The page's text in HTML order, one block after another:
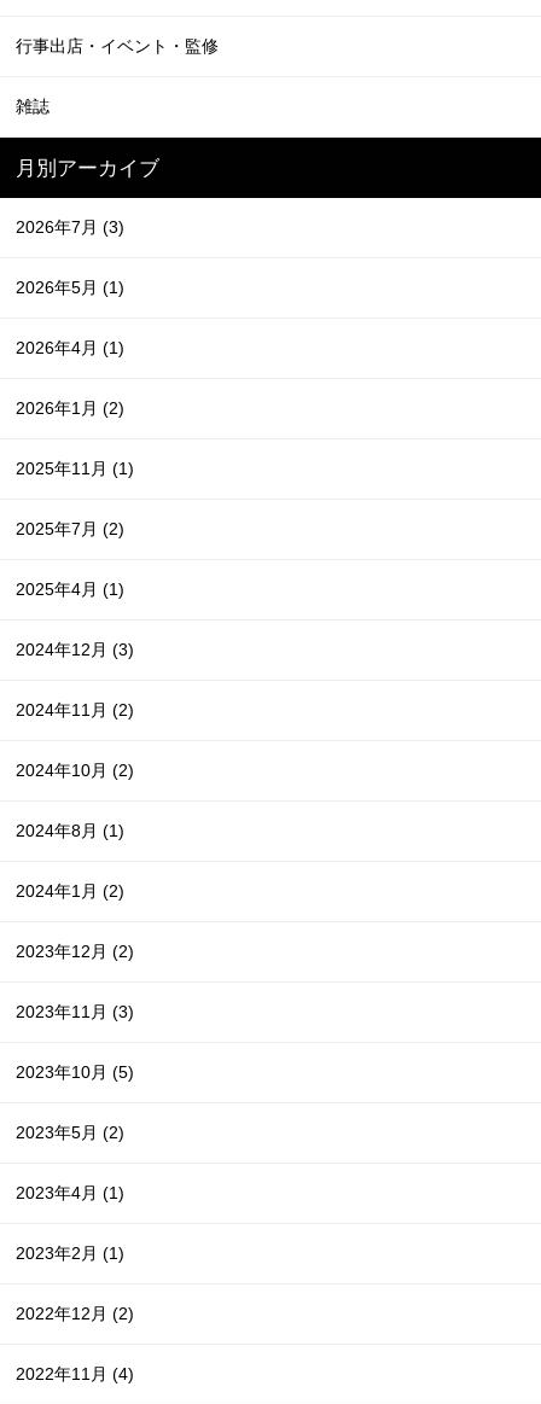
行事出店・イベント・監修
雑誌
月別アーカイブ
2026年7月(3)
2026年5月(1)
2026年4月(1)
2026年1月(2)
2025年11月(1)
2025年7月(2)
2025年4月(1)
2024年12月(3)
2024年11月(2)
2024年10月(2)
2024年8月(1)
2024年1月(2)
2023年12月(2)
2023年11月(3)
2023年10月(5)
2023年5月(2)
2023年4月(1)
2023年2月(1)
2022年12月(2)
2022年11月(4)